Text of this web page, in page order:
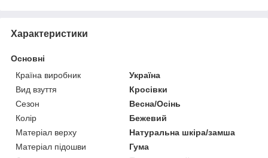
Характеристики
Основні
Країна виробник
Україна
Вид взуття
Кросівки
Сезон
Весна/Осінь
Колір
Бежевий
Матеріал верху
Натуральна шкіра/замша
Матеріал підошви
Гума